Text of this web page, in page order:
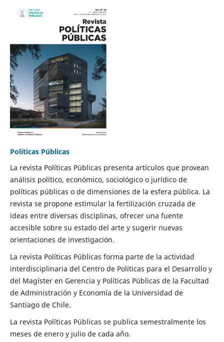
Políticas Públicas
La revista Políticas Públicas presenta artículos que provean
análisis político, económico, sociológico o jurídico de
políticas públicas o de dimensiones de la esfera pública. La
revista se propone estimular la fertilización cruzada de
ideas entre diversas disciplinas, ofrecer una fuente
accesible sobre su estado del arte y sugerir nuevas
orientaciones de investigación.
La revista Políticas Públicas forma parte de la actividad
interdisciplinaria del Centro de Políticas para el Desarrollo y
del Magíster en Gerencia y Políticas Públicas de la Facultad
de Administración y Economía de la Universidad de
Santiago de Chile.
La revista Políticas Públicas se publica semestralmente los
meses de enero y julio de cada año.